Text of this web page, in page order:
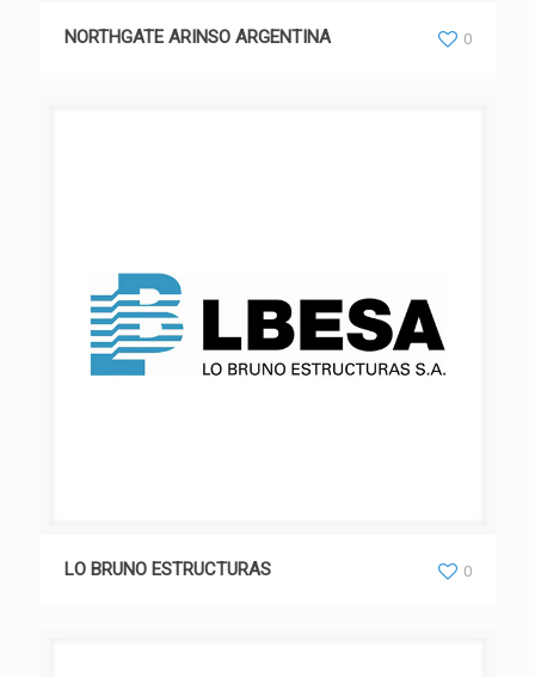
NORTHGATE ARINSO ARGENTINA 0
LO BRUNO ESTRUCTURAS 0